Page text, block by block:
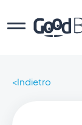
Indietro